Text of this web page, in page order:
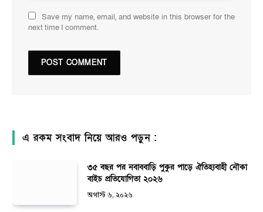
Save my name, email, and website in this browser for the
next time I comment.
এ রকম সংবাদ নিয়ে আরও পড়ুন :
৩৫ বছর পর নবাববাড়ি পুকুর পাড়ে ঐতিহ্যবাহী নৌকা
বাইচ প্রতিযোগিতা ২০২৬
অগাস্ট ৬, ২০২৬